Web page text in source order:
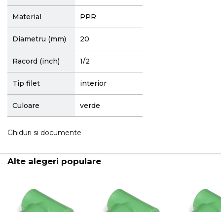
Material PPR
Diametru (mm) 20
Racord (inch) 1/2
Tip filet interior
Culoare verde
Ghiduri si documente
Alte alegeri populare